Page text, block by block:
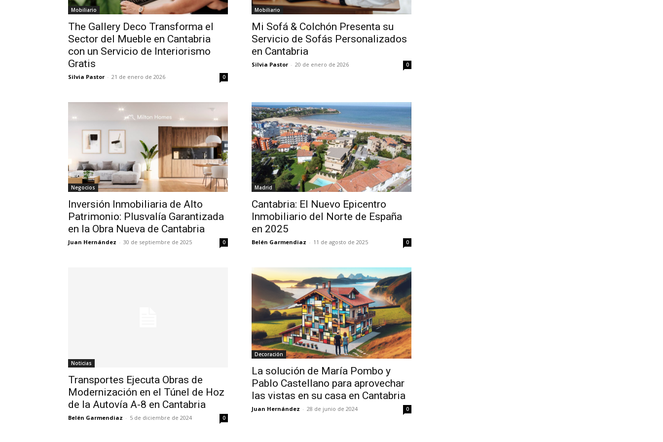
Mobiliario
The Gallery Deco Transforma el
Sector del Mueble en Cantabria
con un Servicio de Interiorismo
Gratis
Silvia Pastor - 21 de enero de 2026 0
Mobiliario
Mi Sofá & Colchón Presenta su
Servicio de Sofás Personalizados
en Cantabria
Silvia Pastor - 20 de enero de 2026 0
Negocios
Inversión Inmobiliaria de Alto
Patrimonio: Plusvalía Garantizada
en la Obra Nueva de Cantabria
Juan Hernández - 30 de septiembre de 2025 0
Madrid
Cantabria: El Nuevo Epicentro
Inmobiliario del Norte de España
en 2025
Belén Garmendiaz - 11 de agosto de 2025 0
Noticias
Transportes Ejecuta Obras de
Modernización en el Túnel de Hoz
de la Autovía A-8 en Cantabria
Belén Garmendiaz - 5 de diciembre de 2024 0
Decoración
La solución de María Pombo y
Pablo Castellano para aprovechar
las vistas en su casa en Cantabria
Juan Hernández - 28 de junio de 2024 0